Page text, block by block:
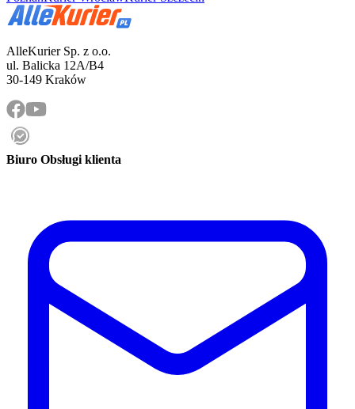
AlleKurier Sp. z o.o.
ul. Balicka 12A/B4
30-149 Kraków
Biuro Obsługi klienta